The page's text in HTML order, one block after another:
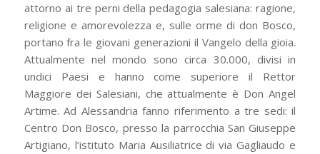
attorno ai tre perni della pedagogia salesiana: ragione,
religione e amorevolezza e, sulle orme di don Bosco,
portano fra le giovani generazioni il Vangelo della gioia.
Attualmente nel mondo sono circa 30.000, divisi in
undici Paesi e hanno come superiore il Rettor
Maggiore dei Salesiani, che attualmente è Don Angel
Artime. Ad Alessandria fanno riferimento a tre sedi: il
Centro Don Bosco, presso la parrocchia San Giuseppe
Artigiano, l’istituto Maria Ausiliatrice di via Gagliaudo e